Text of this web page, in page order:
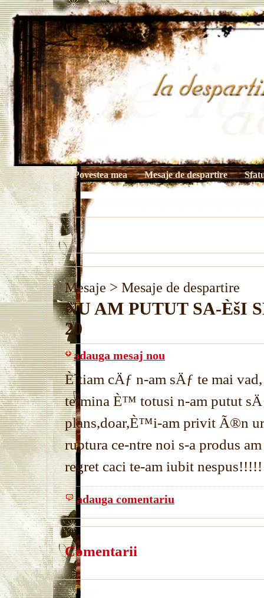
Home Povestea mea Mesaje de despartire
Mesaje > Mesaje de despartire
NU AM PUTUT SA-ÈšI
20
adauga mesaj nou
È˜tiam cÄƒ n-am sÄƒ te mai
termina È™ totusi n-am putut
plans,doar,È™i-am privit Ã®n
ruptura ce-ntre noi s-a produs
regret caci te-am iubit nespus!!!!!
adauga comentariu
Comentarii